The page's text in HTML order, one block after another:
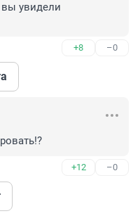
увидели
+8 –0
+12 –0